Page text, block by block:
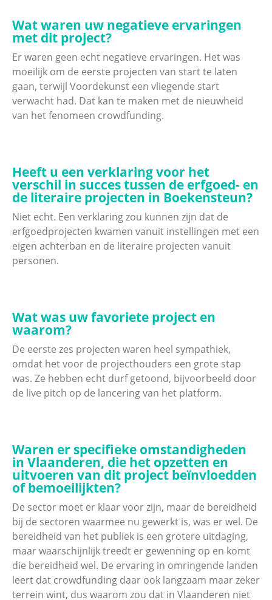
Wat waren uw negatieve ervaringen
met dit project?
Er waren geen echt negatieve ervaringen. Het was
moeilijk om de eerste projecten van start te laten
gaan, terwijl Voordekunst een vliegende start
verwacht had. Dat kan te maken met de nieuwheid
van het fenomeen crowdfunding.
Heeft u een verklaring voor het
verschil in succes tussen de erfgoed- en
de literaire projecten in Boekensteun?
Niet echt. Een verklaring zou kunnen zijn dat de
erfgoedprojecten kwamen vanuit instellingen met een
eigen achterban en de literaire projecten vanuit
personen.
Wat was uw favoriete project en
waarom?
De eerste zes projecten waren heel sympathiek,
omdat het voor de projecthouders een grote stap
was. Ze hebben echt durf getoond, bijvoorbeeld door
de live pitch op de lancering van het platform.
Waren er specifieke omstandigheden
in Vlaanderen, die het opzetten en
uitvoeren van dit project beïnvloedden
of bemoeilijkten?
De sector moet er klaar voor zijn, maar de bereidheid
bij de sectoren waarmee nu gewerkt is, was er wel. De
bereidheid van het publiek is een grotere uitdaging,
maar waarschijnlijk treedt er gewenning op en komt
die bereidheid wel. De ervaring in omringende landen
leert dat crowdfunding daar ook langzaam maar zeker
terrein wint, dus waarom zou dat in Vlaanderen niet